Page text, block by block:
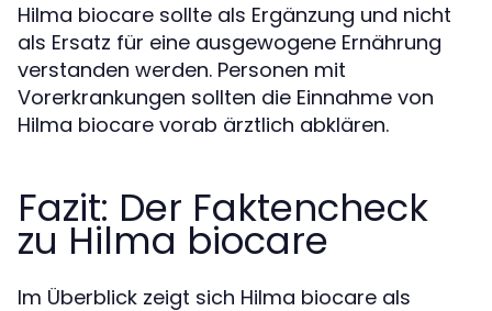
Hilma biocare sollte als Ergänzung und nicht
als Ersatz für eine ausgewogene Ernährung
verstanden werden. Personen mit
Vorerkrankungen sollten die Einnahme von
Hilma biocare vorab ärztlich abklären.
Fazit: Der Faktencheck
zu Hilma biocare
Im Überblick zeigt sich Hilma biocare als